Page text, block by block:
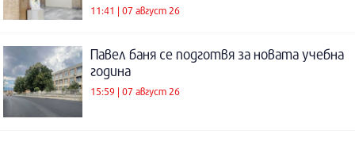
11:41 | 07 август 26
Павел баня се подготвя за новата учебна
година
15:59 | 07 август 26